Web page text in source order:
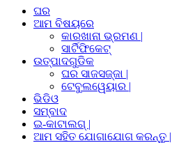
ଘର
ଆମ ବିଷୟରେ
କାରଖାନା ଭ୍ରମଣ |
ସାର୍ଟିଫିକେଟ୍
ଉତ୍ପାଦଗୁଡିକ
ଘର ସାଜସଜ୍ଜା |
ଟେବୁଲୱେୟାର |
ଭିଡିଓ
ସମ୍ବାଦ
ଇ-କାଟାଲଗ୍ |
ଆମ ସହିତ ଯୋଗାଯୋଗ କରନ୍ତୁ |